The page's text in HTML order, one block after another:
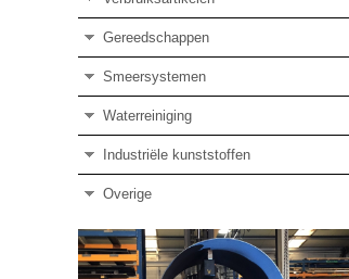
Gereedschappen
Smeersystemen
Waterreiniging
Industriële kunststoffen
Overige